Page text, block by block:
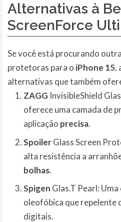
Alternativas à
ScreenForce
Se você está procurando
protetoras para o iPhone 15,
alternativas que também
ZAGG InvisibleShield
oferece uma camada de
aplicação precisa.
SpoilerGlass Screen
alta resistência a
bolhas.
Spigen Glas.T Pearl:
oleofóbica que repelente
digitais.